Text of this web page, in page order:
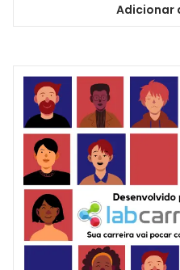
Adicionar